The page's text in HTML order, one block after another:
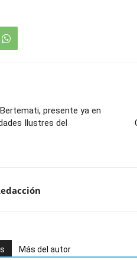
presente ya en
Ilustres del
Más del autor